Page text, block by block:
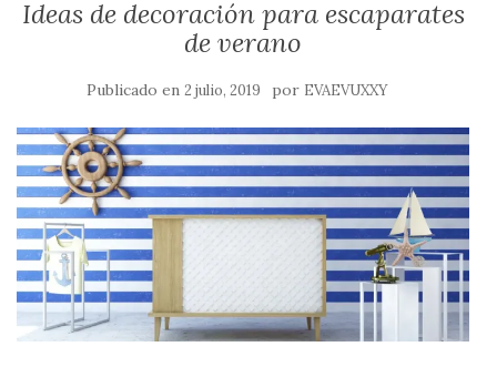
Ideas de decoración para escaparates
de verano
Publicado en 2 julio, 2019 por EVAEVUXXY